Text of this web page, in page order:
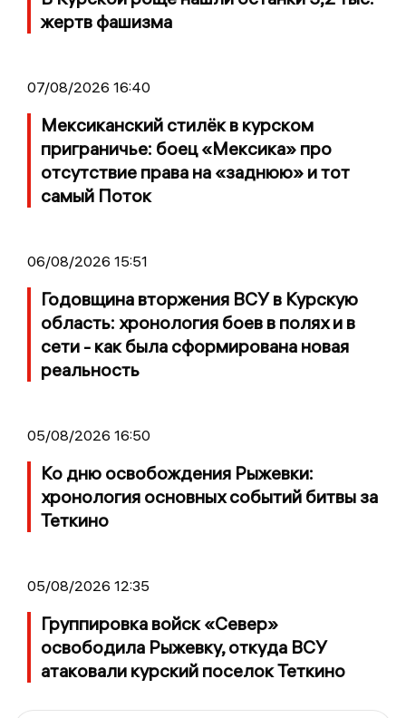
жертв фашизма
07/08/2026 16:40
Мексиканский стилёк в курском
приграничье: боец «Мексика» про
отсутствие права на «заднюю» и тот
самый Поток
06/08/2026 15:51
Годовщина вторжения ВСУ в Курскую
область: хронология боев в полях и в
сети - как была сформирована новая
реальность
05/08/2026 16:50
Ко дню освобождения Рыжевки:
хронология основных событий битвы за
Теткино
05/08/2026 12:35
Группировка войск «Север»
освободила Рыжевку, откуда ВСУ
атаковали курский поселок Теткино